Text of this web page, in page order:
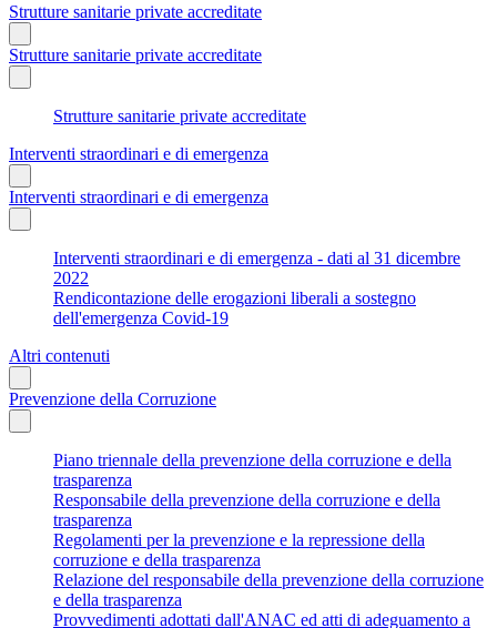
Strutture sanitarie private accreditate
Strutture sanitarie private accreditate
Strutture sanitarie private accreditate
Interventi straordinari e di emergenza
Interventi straordinari e di emergenza
Interventi straordinari e di emergenza - dati al 31 dicembre
2022
Rendicontazione delle erogazioni liberali a sostegno
dell'emergenza Covid-19
Altri contenuti
Prevenzione della Corruzione
Piano triennale della prevenzione della corruzione e della
trasparenza
Responsabile della prevenzione della corruzione e della
trasparenza
Regolamenti per la prevenzione e la repressione della
corruzione e della trasparenza
Relazione del responsabile della prevenzione della corruzione
e della trasparenza
Provvedimenti adottati dall'ANAC ed atti di adeguamento a